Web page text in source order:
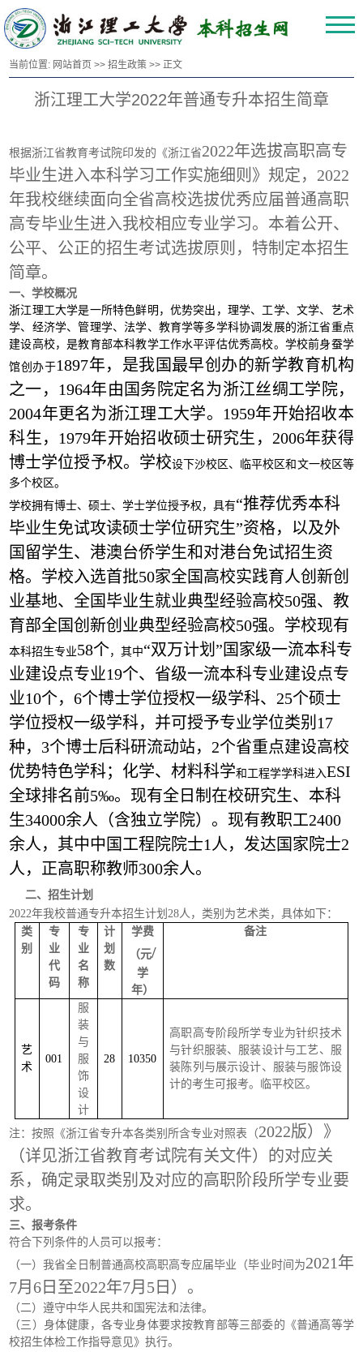
当前位置: 网站首页 >>招生政策 >> 正文
浙江理工大学2022年普通专升本招生简章
根据浙江省教育考试院印发的《浙江省2022年选拔高职高专
毕业生进入本科学习工作实施细则》规定，2022
年我校继续面向全省高校选拔优秀应届普通高职
高专毕业生进入我校相应专业学习。本着公开、
公平、公正的招生考试选拔原则，特制定本招生
简章。
一、学校概况
浙江理工大学是一所特色鲜明，优势突出，理学、工学、文学、艺术
学、经济学、管理学、法学、教育学等多学科协调发展的浙江省重点
建设高校，是教育部本科教学工作水平评估优秀高校。学校前身蚕学
馆创办于1897年，是我国最早创办的新学教育机构
之一，1964年由国务院定名为浙江丝绸工学院，
2004年更名为浙江理工大学。1959年开始招收本
科生，1979年开始招收硕士研究生，2006年获得
博士学位授予权。学校设下沙校区、临平校区和文一校区等
多个校区。
学校拥有博士、硕士、学士学位授予权，具有“推荐优秀本科
毕业生免试攻读硕士学位研究生”资格，以及外
国留学生、港澳台侨学生和对港台免试招生资
格。学校入选首批50家全国高校实践育人创新创
业基地、全国毕业生就业典型经验高校50强、教
育部全国创新创业典型经验高校50强。学校现有
本科招生专业58个，其中“双万计划”国家级一流本科专
业建设点专业19个、省级一流本科专业建设点专
业10个，6个博士学位授权一级学科、25个硕士
学位授权一级学科，并可授予专业学位类别17
种，3个博士后科研流动站，2个省重点建设高校
优势特色学科；化学、材料科学和工程学学科进入ESI
全球排名前5‰。现有全日制在校研究生、本科
生34000余人（含独立学院）。现有教职工2400
余人，其中中国工程院院士1人，发达国家院士2
人，正高职称教师300余人。
二、招生计划
2022年我校普通专升本招生计划28人，类别为艺术类，具体如下：
类
别
专
业
代
码
专
业
名
称
计
划
数
学费
（元/
学
年）
备注
艺
术
001
服
装
与
服
饰
设
计
28 10350
高职高专阶段所学专业为针织技术
与针织服装、服装设计与工艺、服
装陈列与展示设计、服装与服饰设
计的考生可报考。临平校区。
注：按照《浙江省专升本各类别所含专业对照表（2022版）》
（详见浙江省教育考试院有关文件）的对应关
系，确定录取类别及对应的高职阶段所学专业要
求。
三、报考条件
符合下列条件的人员可以报考：
（一）我省全日制普通高校高职高专应届毕业（毕业时间为2021年
7月6日至2022年7月5日）。
（二）遵守中华人民共和国宪法和法律。
（三）身体健康，各专业身体要求按教育部等三部委的《普通高等学
校招生体检工作指导意见》执行。